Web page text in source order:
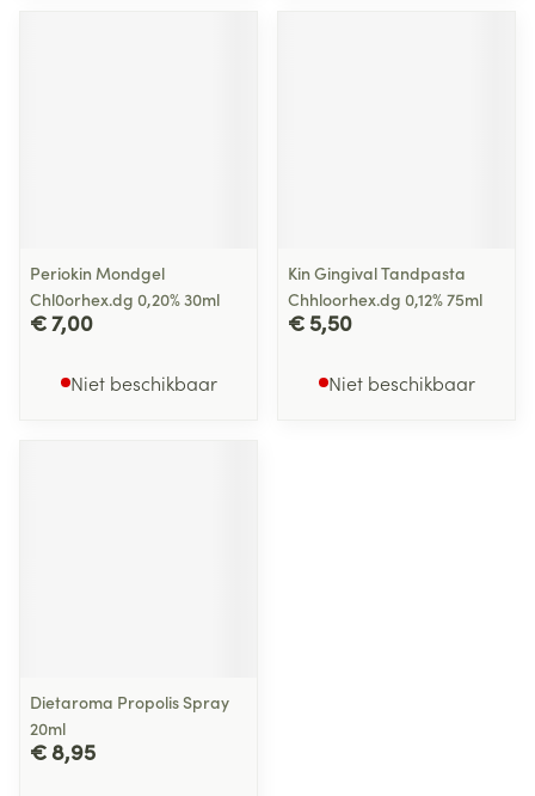
Periokin Mondgel
Chl0orhex.dg 0,20% 30ml
€ 7,00
Niet beschikbaar
Kin Gingival Tandpasta
Chhloorhex.dg 0,12% 75ml
€ 5,50
Niet beschikbaar
Dietaroma Propolis Spray
20ml
€ 8,95